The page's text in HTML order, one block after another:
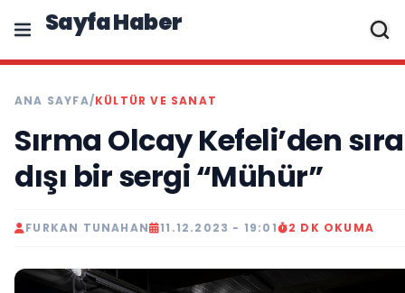
Sayfa Haber
ANA SAYFA/KÜLTÜR VE SANAT
Sırma Olcay Kefeli’den sıra
dışı bir sergi “Mühür”
FURKAN TUNAHAN 11.12.2023 - 19:01 2 DK OKUMA